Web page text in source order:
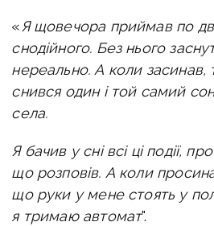
«Я щовечора приймав по
снодійного. Без нього
нереально. А коли засинав,
снився один і той самий
села.
Я бачив у сні всі ці події, про
що розповів. А коли
що руки у мене стоять у
я тримаю автомат".